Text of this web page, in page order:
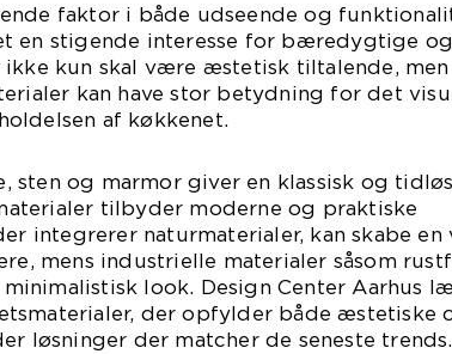
faktor i både udseende og
en stigende interesse for bæredygtige og
ikke kun skal være æstetisk tiltalende, men
kan have stor betydning for det
af køkkenet.
sten og marmor giver en klassisk og tidløs
tilbyder moderne og praktiske
integrerer naturmaterialer, kan skabe en
mens industrielle materialer såsom
look. Design Center Aarhus
der opfylder både æstetiske
løsninger der matcher de seneste trends.